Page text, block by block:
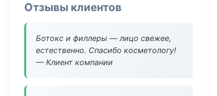
Отзывы клиентов
Ботокс и филлеры — лицо свежее,
естественно. Спасибо косметологу!
— Клиент компании